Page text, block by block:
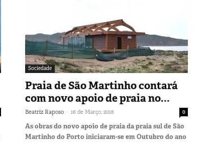
Sociedade
Praia de São Martinho contará
com novo apoio de praia no...
Beatriz Raposo - 16 de Março, 2018 0
As obras do novo apoio de praia da praia sul de São
Martinho do Porto iniciaram-se em Outubro do ano